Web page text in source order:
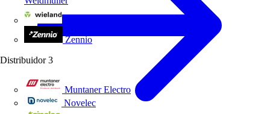
Zennio
Distribuidor 3
Muntaner Electro
Novelec